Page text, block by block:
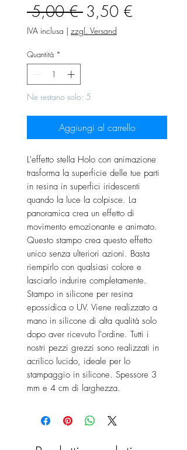
5,00 € Prezzo
regolare
3,50 €
IVA inclusa | zzgl. Versand
Quantità *
Ne restano solo: 5
Aggiungi al carrello
L'effetto stella Holo con animazione
trasforma la superficie delle tue parti
in resina in superfici iridescenti
quando la luce la colpisce. La
panoramica crea un effetto di
movimento emozionante e animato.
Questo stampo crea questo effetto
unico senza ulteriori azioni. Basta
riempirlo con qualsiasi colore e
lasciarlo indurire completamente.
Stampo in silicone per resina
epossidica o UV. Viene realizzato a
mano in silicone di alta qualità solo
dopo aver ricevuto l'ordine. Tutti i
nostri pezzi grezzi sono realizzati in
acrilico lucido, ideale per lo
stampaggio in silicone. Spessore 3
mm e 4 cm di larghezza.